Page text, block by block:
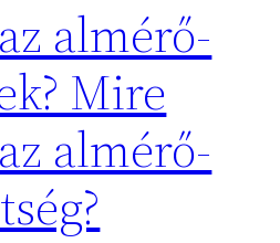
almérő-
Mire
almérő-